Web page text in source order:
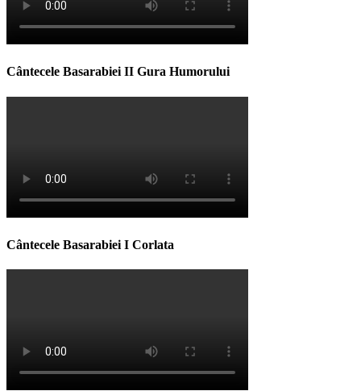
Cântecele Basarabiei II Gura Humorului
Cântecele Basarabiei I Corlata